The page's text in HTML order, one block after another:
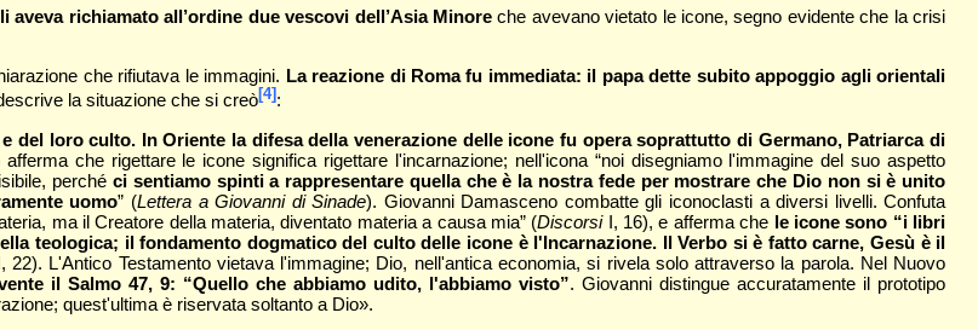
richiamato all’ordine due vescovi dell’Asia Minoreche avevano vietato le icone, segno evidente che la crisi
che rifiutava le immagini. La reazione di Roma fu immediata: il papa dette subito appoggio agli orientali
la situazione che si creò[4]:
del loro culto. In Oriente la difesa della venerazione delle icone fu opera soprattutto di Germano, Patriarca di
che rigettare le icone significa rigettare l'incarnazione; nell'icona “noi disegniamo l'immagine del suo aspetto
perché ci sentiamo spinti a rappresentare quella che è la nostra fede per mostrare che Dio non si è unito
uomo” (Lettera a Giovanni di Sinade). Giovanni Damasceno combatte gli iconoclasti a diversi livelli. Confuta
ma il Creatore della materia, diventato materia a causa mia” (DiscorsiI, 16), e afferma che le icone sono “i libri
teologica; il fondamento dogmatico del culto delle icone è l'Incarnazione. Il Verbo si è fatto carne, Gesù è il
22). L'Antico Testamento vietava l'immagine; Dio, nell'antica economia, si rivela solo attraverso la parola. Nel Nuovo
il Salmo 47, 9: “Quello che abbiamo udito, l'abbiamo visto”. Giovanni distingue accuratamente il prototipo
quest'ultima è riservata soltanto a Dio».